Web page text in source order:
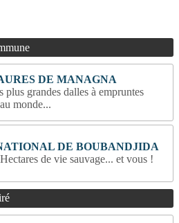
DE MANAGNA
plus grandes dalles à empruntes
monde...
DE BOUBANDJIDA
de vie sauvage... et vous !